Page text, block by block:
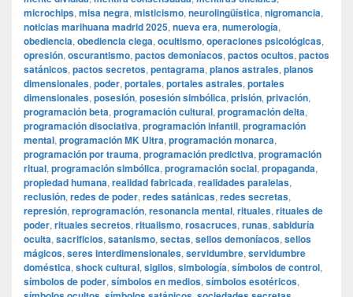
microchips, misa negra, misticismo, neurolingüística, nigromancia,
noticias marihuana madrid 2025, nueva era, numerología,
obediencia, obediencia ciega, ocultismo, operaciones psicológicas,
opresión, oscurantismo, pactos demoníacos, pactos ocultos, pactos
satánicos, pactos secretos, pentagrama, planos astrales, planos
dimensionales, poder, portales, portales astrales, portales
dimensionales, posesión, posesión simbólica, prisión, privación,
programación beta, programación cultural, programación delta,
programación disociativa, programación infantil, programación
mental, programación MK Ultra, programación monarca,
programación por trauma, programación predictiva, programación
ritual, programación simbólica, programación social, propaganda,
propiedad humana, realidad fabricada, realidades paralelas,
reclusión, redes de poder, redes satánicas, redes secretas,
represión, reprogramación, resonancia mental, rituales, rituales de
poder, rituales secretos, ritualismo, rosacruces, runas, sabiduría
oculta, sacrificios, satanismo, sectas, sellos demoníacos, sellos
mágicos, seres interdimensionales, servidumbre, servidumbre
doméstica, shock cultural, sigilos, simbología, símbolos de control,
símbolos de poder, símbolos en medios, símbolos esotéricos,